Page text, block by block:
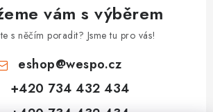
vám s výběrem
s něčím poradit? Jsme tu pro vás!
eshop@wespo.cz
+420 734 432 434